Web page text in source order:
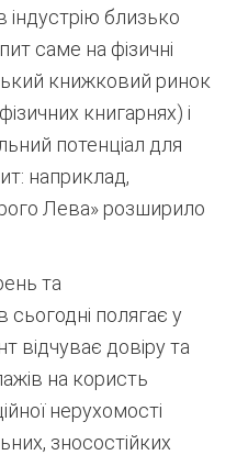
індустрію близько
саме на фізичні
книжковий ринок
книгарнях) і
потенціал для
наприклад,
Лева» розширило
та
полягає у
відчуває довіру та
на користь
нерухомості
зносостійких